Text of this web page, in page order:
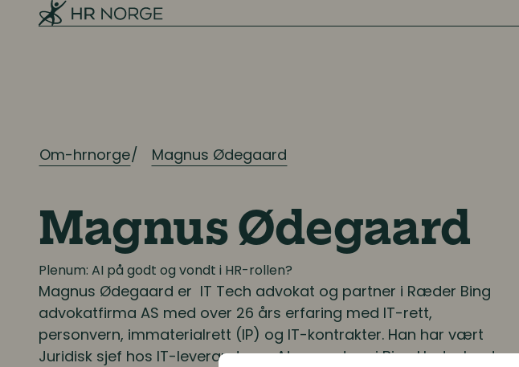
Ressursplanlegging
Kompetanse- og talentledelse
Kompetanseutvikling
Lederutvikling
Lønn og ytelser
Om-hrnorge Magnus Ødegaard
Magnus Ødegaard
Plenum: AI på godt og vondt i HR-rollen?
Magnus Ødegaard er IT Tech advokat og partner i Ræder Bing
advokatfirma AS med over 26 års erfaring med IT-rett,
personvern, immaterialrett (IP) og IT-kontrakter. Han har vært
Juridisk sjef hos IT-leverandøren Atea, partner i Bing Hodneland og